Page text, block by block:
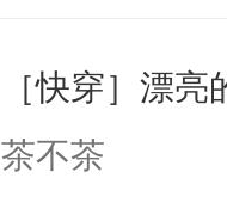
糊，差点被
含着眼泪，
时慕的人都知
在一起！”温
的矜贵男人，
［快穿］漂
茶不茶